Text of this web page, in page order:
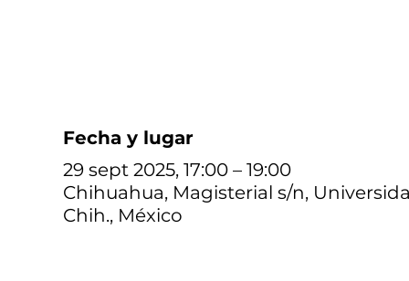
Fecha y lugar
29 sept 2025, 17:00 – 19:00
Chihuahua, Magisterial s/n,
Chih., México